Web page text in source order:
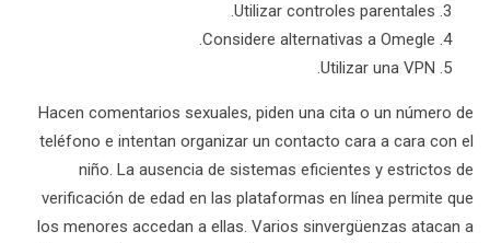
Utilizar controles parentales.
Considere alternativas a Omegle.
Utilizar una VPN.
Hacen comentarios sexuales, piden una cita o un número de
teléfono e intentan organizar un contacto cara a cara con el
niño. La ausencia de sistemas eficientes y estrictos de
verificación de edad en las plataformas en línea permite que
los menores accedan a ellas. Varios sinvergüenzas atacan a